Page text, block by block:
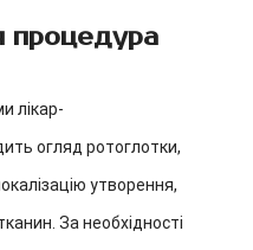
процедура
лікар-
огляд ротоглотки,
утворення,
За необхідності